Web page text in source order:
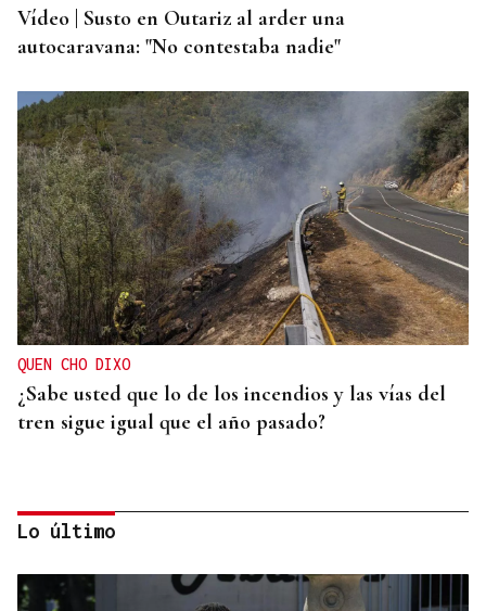
Vídeo | Susto en Outariz al arder una
autocaravana: "No contestaba nadie"
QUEN CHO DIXO
¿Sabe usted que lo de los incendios y las vías del
tren sigue igual que el año pasado?
Lo último